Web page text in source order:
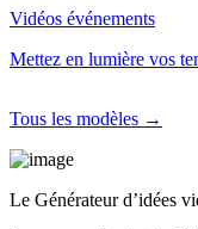
Vidéos événements
Mettez en lumière vos
Tous les modèles →
Le Générateur d’idées